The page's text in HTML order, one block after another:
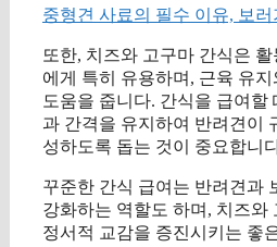
중형견 사료의 필수 이유, 보러
또한, 치즈와 고구마 간식은
에게 특히 유용하며, 근육 유지
도움을 줍니다. 간식을 급여할
과 간격을 유지하여 반려견이
성하도록 돕는 것이 중요합니
꾸준한 간식 급여는 반려견과
강화하는 역할도 하며, 치즈와
정서적 교감을 증진시키는 좋